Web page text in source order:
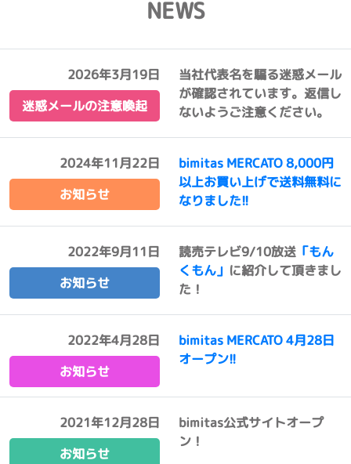
NEWS
2026年3月19日
迷惑メールの注意喚起
当社代表名を騙る迷惑メール
が確認されています。返信し
ないようご注意ください。
2024年11月22日
お知らせ
bimitas MERCATO 8,000円
以上お買い上げで送料無料に
なりました!!
2022年9月11日
お知らせ
読売テレビ9/10放送 「もん
くもん」 に紹介して頂きまし
た！
2022年4月28日
お知らせ
bimitas MERCATO 4月28日
オープン!!
2021年12月28日
お知らせ
bimitas公式サイトオープ
ン！